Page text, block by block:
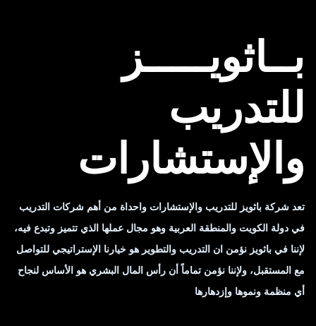
بــاثويـــــز
للتدريب
والإستشارات
تعد شركة باثويز للتدريب والإستشارات واحداة من أهم شركات التدريب
في دولة الكويت والمنطقة العربية وهو مجال عملها الذي تتميز وتبدع فيه،
لإننا في باثويز نؤمن ان التدريب والتطوير هو خيارنا الإستراتيجي للتواصل
مع المستقبل، ولإننا نؤمن تماماً أن رأس المال البشري هو الأساس لنجاح
أي منظمة ونموها وإزدهارها